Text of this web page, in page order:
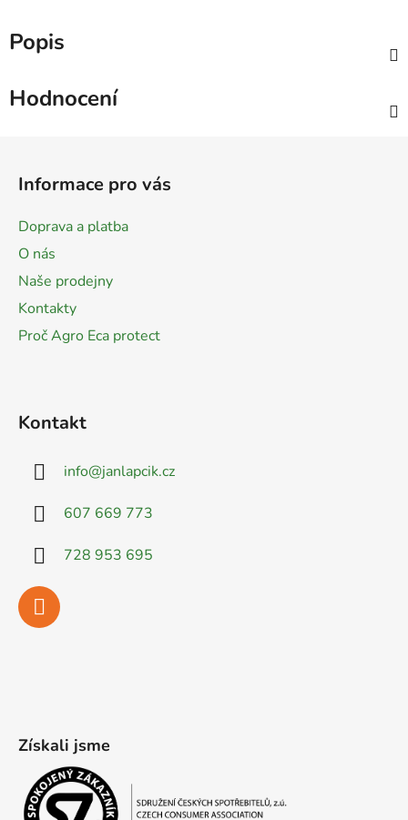
Popis
Hodnocení
Informace pro vás
Doprava a platba
O nás
Naše prodejny
Kontakty
Proč Agro Eca protect
Kontakt
info@janlapcik.cz
607 669 773
728 953 695
Získali jsme